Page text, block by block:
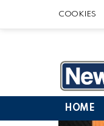
COOKIES
HOME